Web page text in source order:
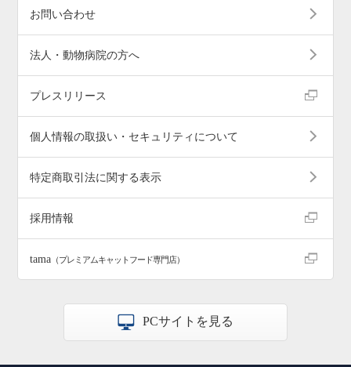
お問い合わせ
法人・動物病院の方へ
プレスリリース
個人情報の取扱い・セキュリティについて
特定商取引法に関する表示
採用情報
tama （プレミアムキャットフード専門店）
PCサイトを見る